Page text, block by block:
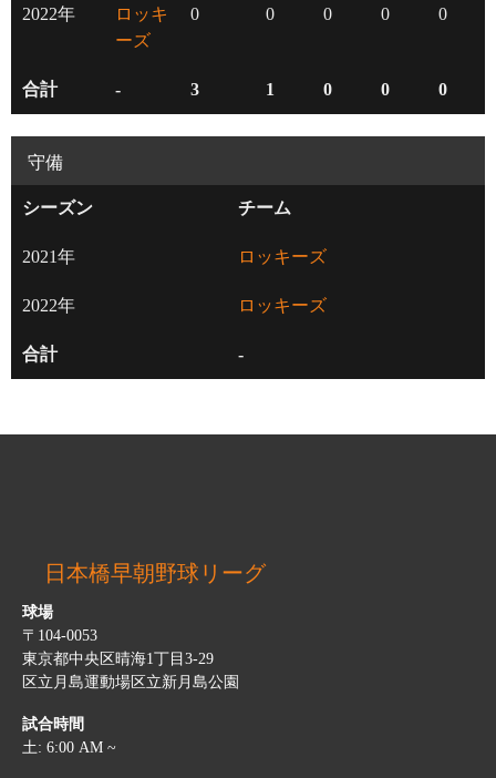
2022年
ロッキ
ーズ
0 0 0 0 0
合計 - 3 1 0 0 0
守備
シーズン チーム
2021年 ロッキーズ
2022年 ロッキーズ
合計 -
日本橋早朝野球リーグ
球場
〒104-0053
東京都中央区晴海1丁目3-29
区立月島運動場区立新月島公園
試合時間
土: 6:00 AM ~